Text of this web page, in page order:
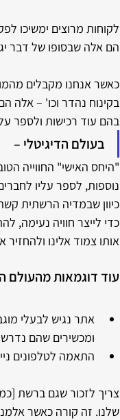
לקוחות מרוצים ימשיכו
הם אלה שבסופו של דבר
כאשר אנחנו מקבלים
בקינוח נהדר וכו' – אלה
בהם עוד רכישות ולספר
בעולם הדיגיטלי –
"היחס האישי" החווייה
נוספות, לספר עליו
כיוון שבמדיה הרשתית
כדי לייצר חוויה נעימה,
אותו צמוד אלינו ולהחזיר
עוד דוגמאות מהעולם
אתר נגיש לבעלי
ומכשירים שהם
התאמה לטלפונים
צריך לזכור שגם ברשת
שלנו. זה קורה כאשר